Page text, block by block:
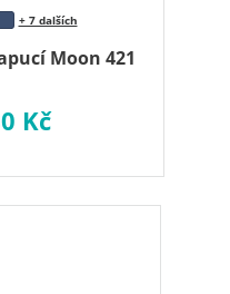
Moon 421
+ 7 dalších
Kč